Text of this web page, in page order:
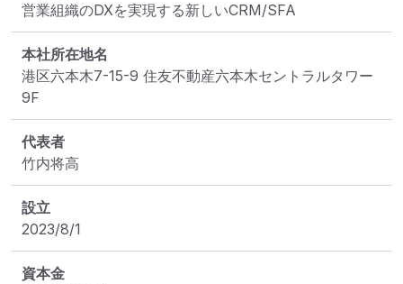
営業組織のDXを実現する新しいCRM/SFA
本社所在地名
港区六本木7-15-9 住友不動産六本木セントラルタワー
9F
代表者
竹内将高
設立
2023/8/1
資本金